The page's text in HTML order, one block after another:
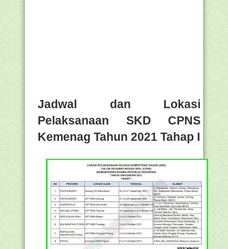
Jadwal dan Lokasi
Pelaksanaan SKD CPNS
Kemenag Tahun 2021 Tahap I